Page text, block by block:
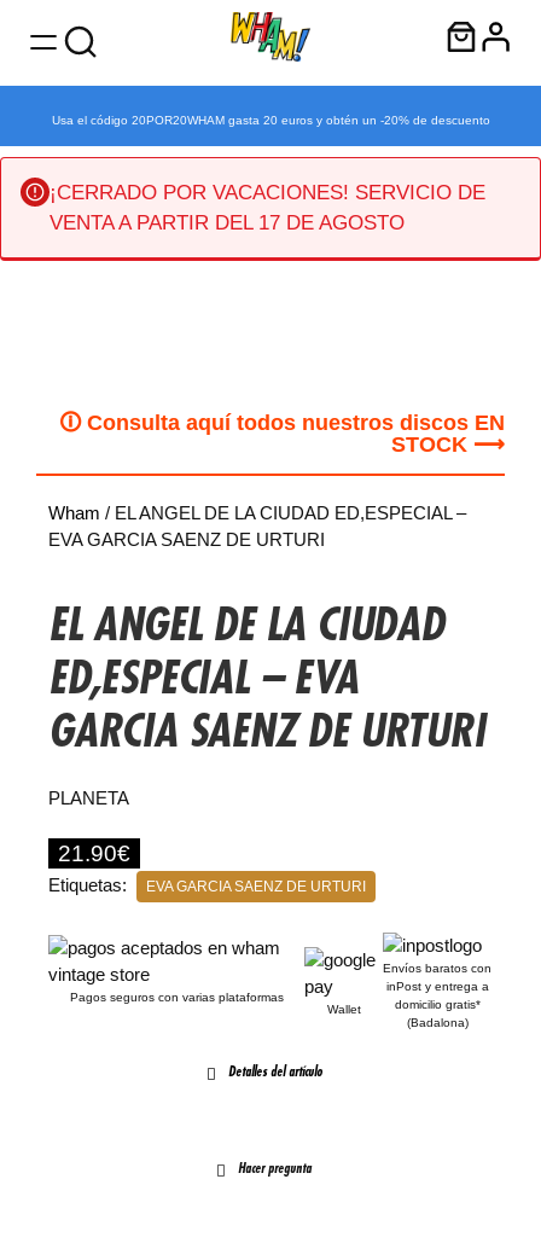
¡CERRADO POR VACACIONES! SERVICIO DE
VENTA A PARTIR DEL 17 DE AGOSTO
Usa el código 20POR20WHAM gasta 20 euros y obtén un -20% de descuento
🛈 Consulta aquí todos nuestros discos EN
STOCK ⟶
Wham / EL ANGEL DE LA CIUDAD ED,ESPECIAL –
EVA GARCIA SAENZ DE URTURI
EL ANGEL DE LA CIUDAD
ED,ESPECIAL – EVA
GARCIA SAENZ DE URTURI
PLANETA
21.90€
Etiquetas: EVA GARCIA SAENZ DE URTURI
Pagos seguros con varias plataformas
Wallet
Envíos baratos con
inPost y entrega a
domicilio gratis*
(Badalona)
Detalles del artículo
Hacer pregunta